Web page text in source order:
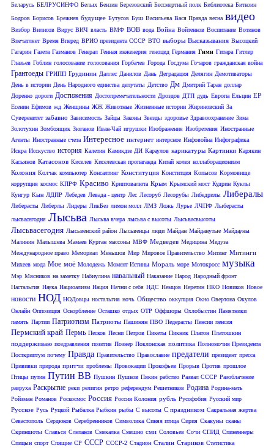
Беларусь БЕЛРУСИНФО Белых Бензин Березовский Бессмертный полк Библиотека Биткоин
Бодров Борисов Брежнев будущее Бутусов Буш Васильева Вася Правда весна видео
Визбор Вилисов Вирус ВИЧ власть ВМФ ВОВ вода Война Войтенков Воспитание Вотинов
Впечатляет Время Вперед ВРИО президента СССР ВТО выборы Высказывания Высоцкий
Гагарин Газета Газманов Генерал Генная инженерия геноцид Германия Гимн Гитара Гитлер
Глазьев Гоблин голосование голосования Горбачев Города Госдума Гочаров гражданская война
Грантоеды ГРИПП Грудинин Даллес Данилов Дань Деградация Делягин Демотиваторы
День в истории День Народного единства депутаты Детство Дм Дмитрий Таран доллар
Доренко дороги Достижения Достопремечательности Дроздов ДТП дудь Европа Ельцин ЕР
Есенин Ефимов жд Женщины ЖЖ Животные Жизненные истории Жириновский За
Суверенитет забавно Зависимость Зайцы Законы Звезды здоровье Здравоохранение Зима
Золотухин Зомбоящик Зюганов Иван-Чай игрушки Изображения Изобретения Иностранные
Агенты Иностранные счета Интересное интернет интерсное Инфовойна Инфографика
Искра Исскуство история Калетин Камикдзе ДИ Караулов карикатуры Картинки Карякин
Касьянов Катасонов Киселев Киселевская пропаганда Китай колея коллаборационизм
Колония Колчак компьютер Консалтинг Конституция Конститция Копысов Кормовище
коррупция космос КПРФ Красиво Криптовалюта Крым Крымский мост Кудрин Куклы
Кунгур Кын ЛДПР Лебедев Левада - центр Лес Лесоруб Лесорубы Либедрилы Либералы
Либерасты Либерлы Лидеры ЛикБез лимон молл ЛМЗ Ложь Лурье ЛЧПФ Лыберасты
лысвасегодня Лысьва Лысьва вчера лысьва с высоты Лысьвасвысоты
Лысьвасегодня Лысьвенский район Лысьвенцы люди Майдан Майданутые Майдауны
Малинин Малышева Мамаев Курган массоны МВФ Медведев Медицина Медуза
Международное право Мемориал Меньшов Мир Мировое Правительство Митинг Митинги
Михеев мода Мое моё Молодежь Момент Истины Мораль море Мотокросс музыка
Мэр Мясников на заметку Набиулина навальный Наказание Народ Народный фронт
Настальгия Наука Нациоализм Нация Начни с себя НДС Немцов Неретин НКО Новиков Новое
новости НОД НОДовцы ностальгия ночь Общество оккупция Окно Овертона Окулов
Онлайн Оппозиция Оскорбление Осташко отдых ОТР Оффшоры Охлобыстин Памятники
память Партии Патриотизм Патриоты Пашинян ПВО Педерасты Пенсии пенсия
Пермский край Пермь Песков Песни Петров Пикеты Пикник Платон Платошкин
поддерживаю поздравления позитив Познер Поклонская политика Полномочия Президента
Посткриптум почему Правда Правительство Православие предатели президент пресса
Прививки природа притчи проблемы Провокации Прокофьев Прорыв Против прошлое
Птицы путин Путин ВВ Пушкин Пушков Пякин рабство Развал СССР Разоблачение
разруха Раскрытие реки религия ретро референдум Решетников Родина Родина-мать
Ройзман Романов Роскосмос Россия Россия Колония рубль Русофобия Русский мир
Русское Русь Руцкой Рыбалка Рыбкин рыбы С высоты С праздником Сакральная жертва
Севастополь Сердюков Серебренников Символика Синяя птица Сирия Скакуны сканы
Скриншоты Славься Слепаков Смекалка Смешно сми Соловьев Сочи СПИД Спиненнеры
Спицын спорт Спящие СР СССР СССР-2 Стадион Сталин Стариков Статистика